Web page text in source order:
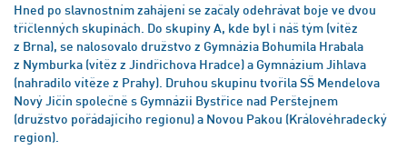
Hned po slavnostním zahájení se začaly odehrávat boje ve dvou
tříčlenných skupinách. Do skupiny A, kde byl i náš tým (vítěz
z Brna), se nalosovalo družstvo z Gymnázia Bohumila Hrabala
z Nymburka (vítěz z Jindřichova Hradce) a Gymnázium Jihlava
(nahradilo vítěze z Prahy). Druhou skupinu tvořila SŠ Mendelova
Nový Jičín společně s Gymnázii Bystřice nad Perštejnem
(družstvo pořádajícího regionu) a Novou Pakou (Královéhradecký
region).